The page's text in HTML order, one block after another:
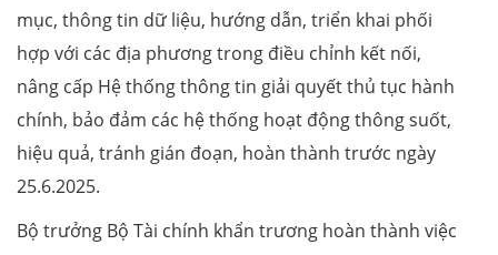
mục, thông tin dữ liệu, hướng dẫn, triển khai phối
hợp với các địa phương trong điều chỉnh kết nối,
nâng cấp Hệ thống thông tin giải quyết thủ tục hành
chính, bảo đảm các hệ thống hoạt động thông suốt,
hiệu quả, tránh gián đoạn, hoàn thành trước ngày
25.6.2025.
Bộ trưởng Bộ Tài chính khẩn trương hoàn thành việc